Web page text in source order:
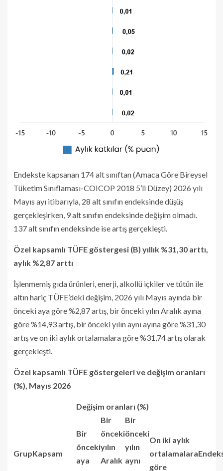
Endekste kapsanan 174 alt sınıftan (Amaca Göre Bireysel
Tüketim Sınıflaması-COICOP 2018 5’li Düzey) 2026 yılı
Mayıs ayı itibarıyla, 28 alt sınıfın endeksinde düşüş
gerçekleşirken, 9 alt sınıfın endeksinde değişim olmadı.
137 alt sınıfın endeksinde ise artış gerçekleşti.
Özel kapsamlı TÜFE göstergesi (B) yıllık %31,30 arttı,
aylık %2,87 arttı
İşlenmemiş gıda ürünleri, enerji, alkollü içkiler ve tütün ile
altın hariç TÜFE’deki değişim, 2026 yılı Mayıs ayında bir
önceki aya göre %2,87 artış, bir önceki yılın Aralık ayına
göre %14,93 artış, bir önceki yılın aynı ayına göre %31,30
artış ve on iki aylık ortalamalara göre %31,74 artış olarak
gerçekleşti.
Özel kapsamlı TÜFE göstergeleri ve değişim oranları
(%), Mayıs 2026
Değişim oranları (%)
GrupKapsam
Bir
önceki
aya
Bir
önceki
yılın
Aralık
Bir
önceki
yılın
aynı
On iki aylık
ortalamalara
göre